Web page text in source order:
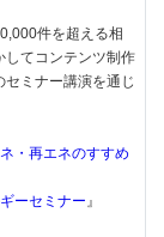
件を超える相
してコンテンツ制作
ミナー講演を通じ
・再エネのすすめ
ーセミナー』